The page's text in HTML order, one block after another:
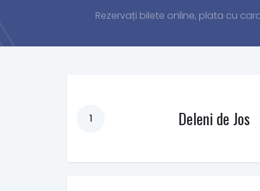
Rezervați bilete online, plata cu
1 Deleni de Jos